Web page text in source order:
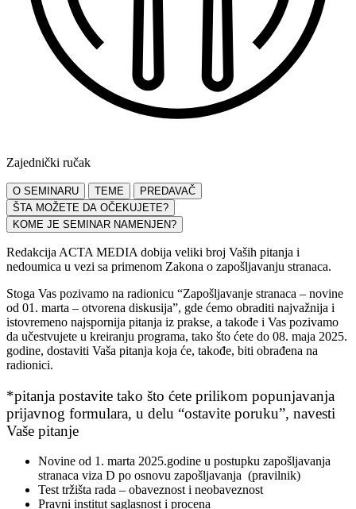
Zajednički ručak
O SEMINARU TEME
PREDAVAČ
ŠTA MOŽETE DA OČEKUJETE?
KOME JE SEMINAR NAMENJEN?
Redakcija ACTA MEDIA dobija veliki broj Vaših pitanja i
nedoumica u vezi sa primenom Zakona o zapošljavanju stranaca.
Stoga Vas pozivamo na radionicu “Zapošljavanje stranaca – novine
od 01. marta – otvorena diskusija”, gde ćemo obraditi najvažnija i
istovremeno najspornija pitanja iz prakse, a takođe i Vas pozivamo
da učestvujete u kreiranju programa, tako što ćete do 08. maja 2025.
godine, dostaviti Vaša pitanja koja će, takođe, biti obrađena na
radionici.
*pitanja postavite tako što ćete prilikom popunjavanja
prijavnog formulara, u delu “ostavite poruku”, navesti
Vaše pitanje
Novine od 1. marta 2025.godine u postupku zapošljavanja
stranaca viza D po osnovu zapošljavanja (pravilnik)
Test tržišta rada – obaveznost i neobaveznost
Pravni institut saglasnost i procena